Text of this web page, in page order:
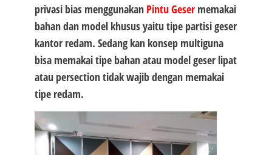
privasi bias menggunakan Pintu Gesermemakai
bahan dan model khusus yaitu tipe partisi geser
kantor redam. Sedang kan konsep multiguna
bisa memakai tipe bahan atau model geser lipat
atau persection tidak wajib dengan memakai
tipe redam.